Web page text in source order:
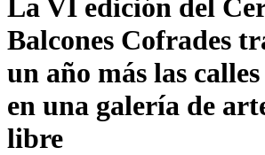
La VI edición del
Balcones Cofrades
un año más las
en una galería de
libre